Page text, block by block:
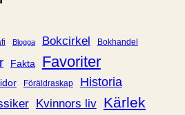
Blogga Bokcirkel Bokhandel
Fakta Favoriter
Föräldraskap Historia
Kvinnors liv Kärlek